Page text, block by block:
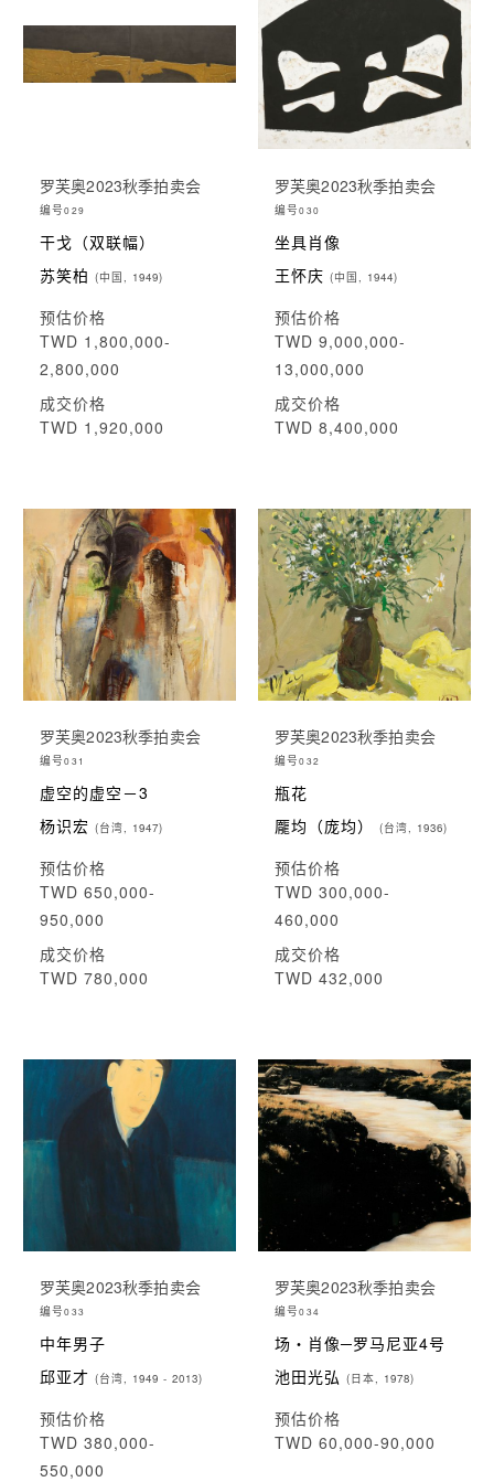
罗芙奥2023秋季拍卖会
编号029
干戈（双联幅）
苏笑柏 (中国, 1949)
预估价格
TWD 1,800,000-
2,800,000
成交价格
TWD 1,920,000
罗芙奥2023秋季拍卖会
编号030
坐具肖像
王怀庆 (中国, 1944)
预估价格
TWD 9,000,000-
13,000,000
成交价格
TWD 8,400,000
罗芙奥2023秋季拍卖会
编号031
虚空的虚空－3
杨识宏 (台湾, 1947)
预估价格
TWD 650,000-
950,000
成交价格
TWD 780,000
罗芙奥2023秋季拍卖会
编号032
瓶花
龎均（庞均）
(台湾, 1936)
预估价格
TWD 300,000-
460,000
成交价格
TWD 432,000
罗芙奥2023秋季拍卖会
编号033
中年男子
邱亚才 (台湾, 1949 - 2013)
预估价格
TWD 380,000-
550,000
罗芙奥2023秋季拍卖会
编号034
场‧肖像─罗马尼亚4号
池田光弘 (日本, 1978)
预估价格
TWD 60,000-90,000